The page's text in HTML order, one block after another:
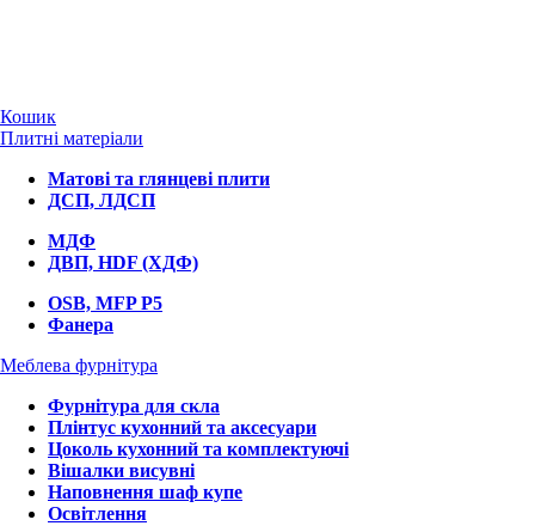
Кошик
Плитні матеріали
Матові та глянцеві плити
ДСП, ЛДСП
МДФ
ДВП, HDF (ХДФ)
OSB, MFP P5
Фанера
Меблева фурнітура
Фурнітура для скла
Плінтус кухонний та аксесуари
Цоколь кухонний та комплектуючі
Вішалки висувні
Наповнення шаф купе
Освітлення